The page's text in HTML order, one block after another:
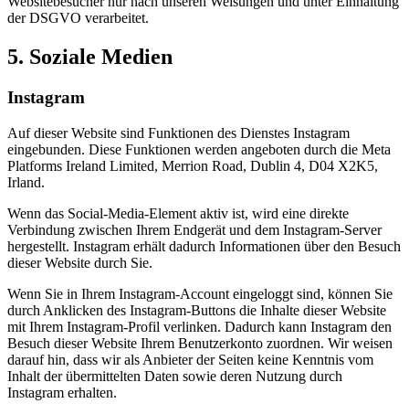
der DSGVO verarbeitet.
5. Soziale Medien
Instagram
Auf dieser Website sind Funktionen des Dienstes Instagram
eingebunden. Diese Funktionen werden angeboten durch die Meta
Platforms Ireland Limited, Merrion Road, Dublin 4, D04 X2K5,
Irland.
Wenn das Social-Media-Element aktiv ist, wird eine direkte
Verbindung zwischen Ihrem Endgerät und dem Instagram-Server
hergestellt. Instagram erhält dadurch Informationen über den Besuch
dieser Website durch Sie.
Wenn Sie in Ihrem Instagram-Account eingeloggt sind, können Sie
durch Anklicken des Instagram-Buttons die Inhalte dieser Website
mit Ihrem Instagram-Profil verlinken. Dadurch kann Instagram den
Besuch dieser Website Ihrem Benutzerkonto zuordnen. Wir weisen
darauf hin, dass wir als Anbieter der Seiten keine Kenntnis vom
Inhalt der übermittelten Daten sowie deren Nutzung durch
Instagram erhalten.